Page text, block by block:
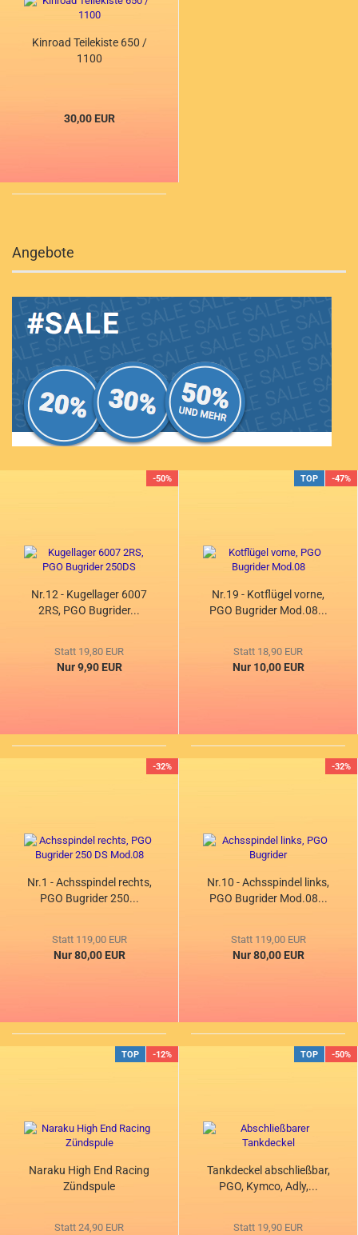
Kinroad Teilekiste 650 /
1100
30,00 EUR
Angebote
-50%
Nr.12 - Kugellager 6007
2RS, PGO Bugrider...
Statt 19,80 EUR
Nur 9,90 EUR
TOP -47%
Nr.19 - Kotflügel vorne,
PGO Bugrider Mod.08...
Statt 18,90 EUR
Nur 10,00 EUR
-32%
Nr.1 - Achsspindel rechts,
PGO Bugrider 250...
Statt 119,00 EUR
Nur 80,00 EUR
-32%
Nr.10 - Achsspindel links,
PGO Bugrider Mod.08...
Statt 119,00 EUR
Nur 80,00 EUR
TOP -12%
Naraku High End Racing
Zündspule
Statt 24,90 EUR
TOP -50%
Tankdeckel abschließbar,
PGO, Kymco, Adly,...
Statt 19,90 EUR